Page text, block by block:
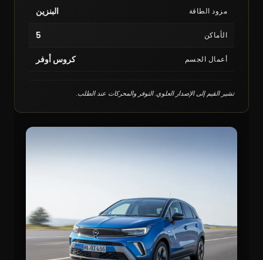
مزود الطاقة البنزين
الأماكن 5
أعمال الجسم كروس أوفر
تشير القيم إلى الإصدار العلوي. التوفر والمحركات عند الطلب.